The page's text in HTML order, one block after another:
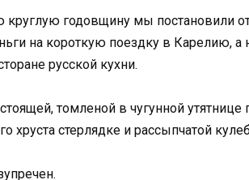
годовщину мы постановили
на короткую поездку в Карелию, а
русской кухни.
томленой в чугунной
хруста стерлядке и рассыпчатой